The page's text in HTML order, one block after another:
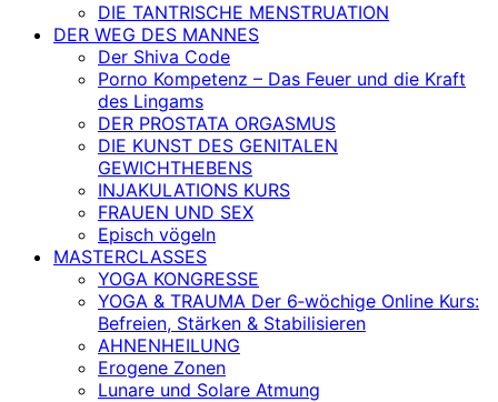
DIE TANTRISCHE MENSTRUATION
DER WEG DES MANNES
Der Shiva Code
Porno Kompetenz – Das Feuer und die Kraft
des Lingams
DER PROSTATA ORGASMUS
DIE KUNST DES GENITALEN
GEWICHTHEBENS
INJAKULATIONS KURS
FRAUEN UND SEX
Episch vögeln
MASTERCLASSES
YOGA KONGRESSE
YOGA & TRAUMA Der 6‑wöchige Online Kurs:
Befreien, Stärken & Stabilisieren
AHNENHEILUNG
Erogene Zonen
Lunare und Solare Atmung